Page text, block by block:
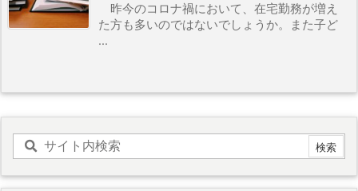
昨今のコロナ禍において、在宅勤務が増え
た方も多いのではないでしょうか。また子ど
...